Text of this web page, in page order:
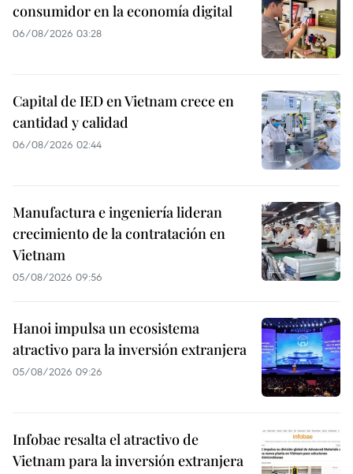
consumidor en la economía digital
06/08/2026 03:28
Capital de IED en Vietnam crece en
cantidad y calidad
06/08/2026 02:44
Manufactura e ingeniería lideran
crecimiento de la contratación en
Vietnam
05/08/2026 09:56
Hanoi impulsa un ecosistema
atractivo para la inversión extranjera
05/08/2026 09:26
Infobae resalta el atractivo de
Vietnam para la inversión extranjera